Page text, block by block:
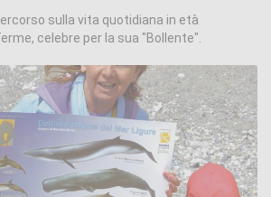
sulla vita quotidiana in età
celebre per la sua "Bollente".